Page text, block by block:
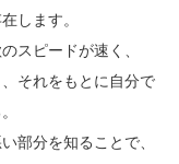
します。
スピードが速く、
それをもとに自分で
部分を知ることで、